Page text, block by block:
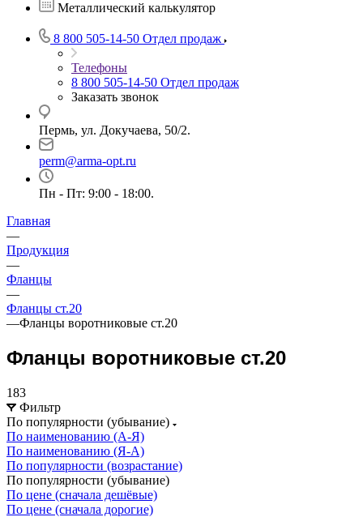
Металлический калькулятор
8 800 505-14-50 Отдел продаж
Телефоны
8 800 505-14-50 Отдел продаж
Заказать звонок
Пермь, ул. Докучаева, 50/2.
perm@arma-opt.ru
Пн - Пт: 9:00 - 18:00.
Главная
—
Продукция
—
Фланцы
—
Фланцы ст.20
—Фланцы воротниковые ст.20
Фланцы воротниковые ст.20
183
Фильтр
По популярности (убывание)
По наименованию (А-Я)
По наименованию (Я-А)
По популярности (возрастание)
По популярности (убывание)
По цене (сначала дешёвые)
По цене (сначала дорогие)